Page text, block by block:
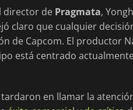
director de Pragmata,
claro que cualquier
de Capcom. El productor
está centrado
en llamar la